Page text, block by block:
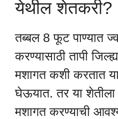
येथील शेतकरी?
तब्बल 8 फूट पाण्यात
करण्यासाठी तापी
मशागत कशी करतात
घेऊयात. तर या शेतीला
मशागत करण्याची